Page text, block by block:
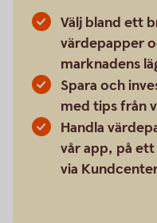
Välj bland ett
värdepapper
marknadens
Spara och
med tips från
Handla
vår app, på
via